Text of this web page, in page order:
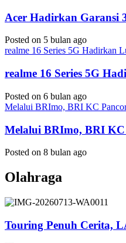
Acer Hadirkan Garansi
Posted on 5 bulan ago
realme 16 Series 5G
realme 16 Series 5G
Posted on 6 bulan ago
Melalui BRImo, BRI KC
Melalui BRImo, BRI
Posted on 8 bulan ago
Olahraga
Touring Penuh Cerita,